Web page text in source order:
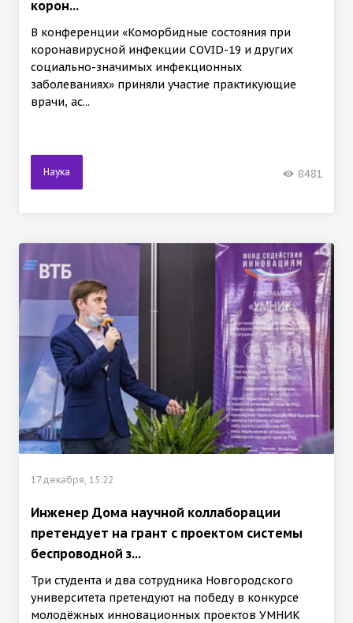
корон...
В конференции «Коморбидные состояния при
коронавирусной инфекции COVID-19 и других
социально-значимых инфекционных
заболеваниях» приняли участие практикующие
врачи, ас...
Наука 8481
17 декабря, 15:22
Инженер Дома научной коллаборации
претендует на грант с проектом системы
беспроводной з...
Три студента и два сотрудника Новгородского
университета претендуют на победу в конкурсе
молодёжных инновационных проектов УМНИК